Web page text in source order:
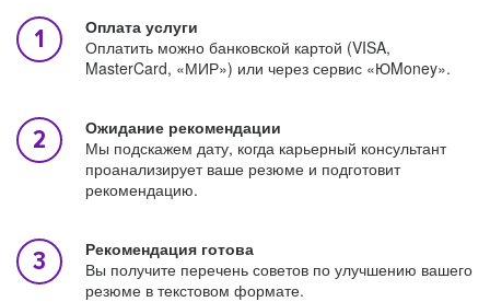
Оплата услуги
Оплатить можно банковской картой (VISA,
MasterCard, «МИР») или через сервис «ЮMoney».
Ожидание рекомендации
Мы подскажем дату, когда карьерный консультант
проанализирует ваше резюме и подготовит
рекомендацию.
Рекомендация готова
Вы получите перечень советов по улучшению вашего
резюме в текстовом формате.